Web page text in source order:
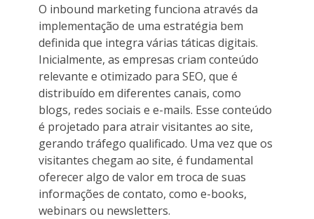
O inbound marketing funciona através da
implementação de uma estratégia bem
definida que integra várias táticas digitais.
Inicialmente, as empresas criam conteúdo
relevante e otimizado para SEO, que é
distribuído em diferentes canais, como
blogs, redes sociais e e-mails. Esse conteúdo
é projetado para atrair visitantes ao site,
gerando tráfego qualificado. Uma vez que os
visitantes chegam ao site, é fundamental
oferecer algo de valor em troca de suas
informações de contato, como e-books,
webinars ou newsletters.